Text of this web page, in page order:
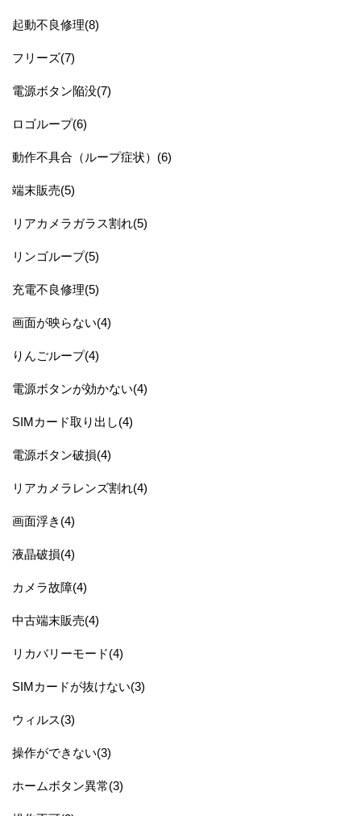
起動不良修理(8)
フリーズ(7)
電源ボタン陥没(7)
ロゴループ(6)
動作不具合（ループ症状）(6)
端末販売(5)
リアカメラガラス割れ(5)
リンゴループ(5)
充電不良修理(5)
画面が映らない(4)
りんごループ(4)
電源ボタンが効かない(4)
SIMカード取り出し(4)
電源ボタン破損(4)
リアカメラレンズ割れ(4)
画面浮き(4)
液晶破損(4)
カメラ故障(4)
中古端末販売(4)
リカバリーモード(4)
SIMカードが抜けない(3)
ウィルス(3)
操作ができない(3)
ホームボタン異常(3)